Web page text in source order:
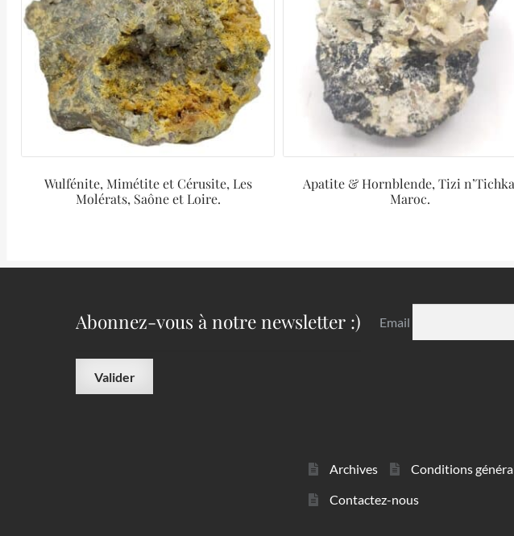
Wulfénite, Mimétite et Cérusite, Les
Molérats, Saône et Loire.
Apatite & Hornblende, Tizi
Maroc.
Abonnez-vous à notre newsletter :) Email
Archives Conditions
Contactez-nous